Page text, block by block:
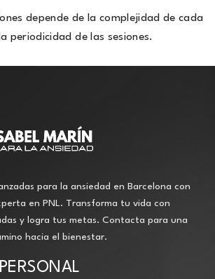
depende de la complejidad de cada
periodicidad de las sesiones.
para la ansiedad en Barcelona con
en PNL. Transforma tu vida con
y logra tus metas. Contacta para una
hacia el bienestar.